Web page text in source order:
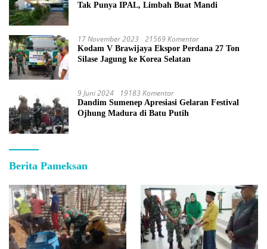
Tak Punya IPAL, Limbah Buat Mandi
17 November 2023 21569 Komentar
Kodam V Brawijaya Ekspor Perdana 27 Ton
Silase Jagung ke Korea Selatan
9 Juni 2024 19183 Komentar
Dandim Sumenep Apresiasi Gelaran Festival
Ojhung Madura di Batu Putih
Berita Pameksan